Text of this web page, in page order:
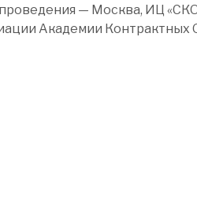
— Москва, ИЦ
Академии Контрактных